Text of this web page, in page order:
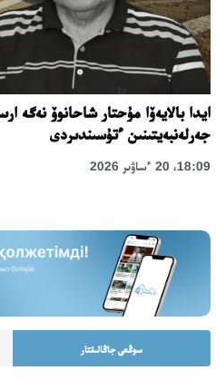
ايدا بالايەۆا مۇحتار شاحانوۆ نەگە
جەرلەنبەيتىنىن ءتۇسىندىردى
18:09، 20 ءساۋىر 2026
سوڭعى جاڭالىقتار